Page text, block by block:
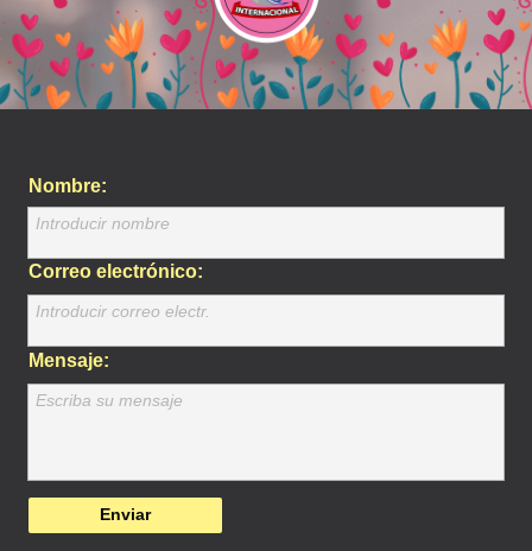
Nombre:
Introducir nombre
Correo electrónico:
Introducir correo electr.
Enviar
Mensaje:
Escriba su mensaje